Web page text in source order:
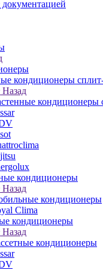
документацией
кондиционеры
Назад
кондиционеры
кондиционеры
Назад
кондиционеры
Clima
кондиционеры
Назад
кондиционеры